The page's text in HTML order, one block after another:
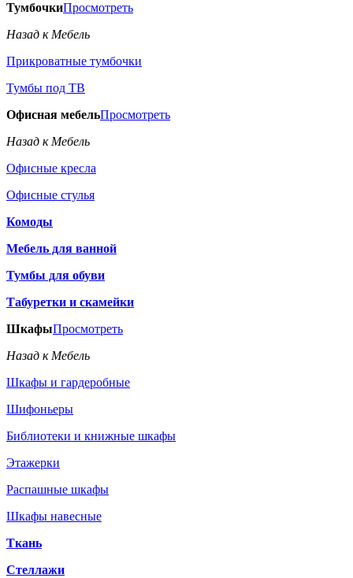
ТумбочкиПросмотреть
Назад к Мебель
Прикроватные тумбочки
Тумбы под ТВ
Офисная мебельПросмотреть
Назад к Мебель
Офисные кресла
Офисные стулья
Комоды
Мебель для ванной
Тумбы для обуви
Табуретки и скамейки
ШкафыПросмотреть
Назад к Мебель
Шкафы и гардеробные
Шифоньеры
Библиотеки и книжные шкафы
Этажерки
Распашные шкафы
Шкафы навесные
Ткань
Стеллажи